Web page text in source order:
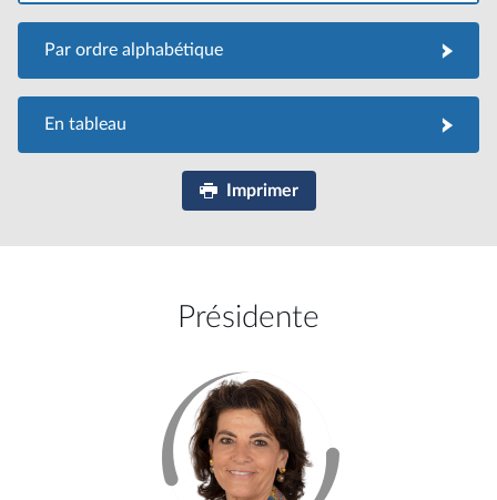
Par ordre alphabétiquePar ordre alphabétique
En tableau
Imprimer
Présidente